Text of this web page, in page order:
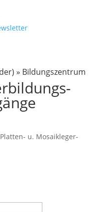
» Bildungszentrum
u. Mosaikleger-